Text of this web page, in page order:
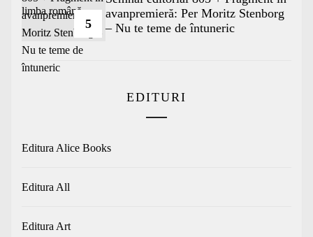
5
avanpremieră: Per Moritz Stenborg
– Nu te teme de întuneric
EDITURI
Editura Alice Books
Editura All
Editura Art